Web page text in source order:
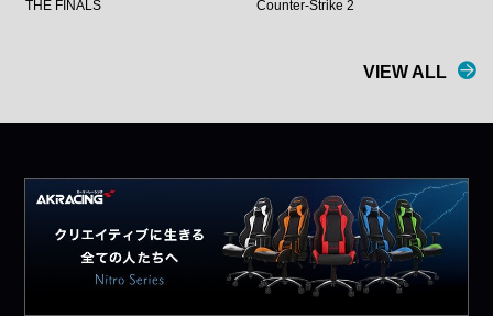
THE FINALS Counter-Strike 2
VIEW ALL